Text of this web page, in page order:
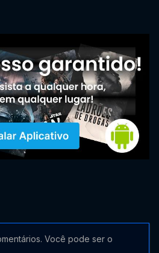
Você pode ser o